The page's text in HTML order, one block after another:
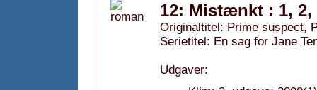
12: Mistænkt : 1, 2,
Originaltitel: Prime suspect,
Serietitel: En sag for Jane
Udgaver: